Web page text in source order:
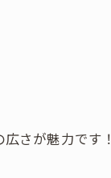
さが魅力です！